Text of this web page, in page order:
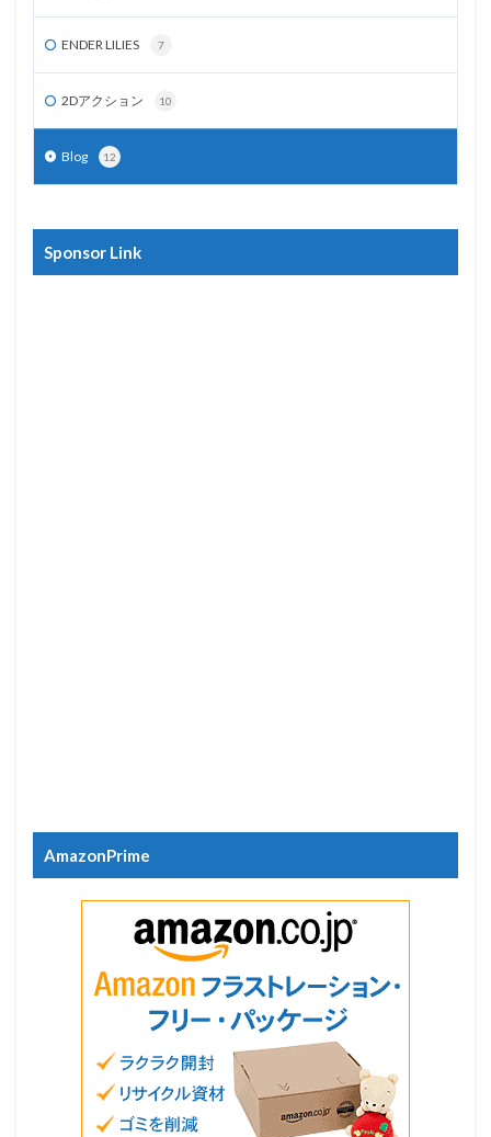
ENDER LILIES 7
2Dアクション 10
Blog 12
Sponsor Link
AmazonPrime